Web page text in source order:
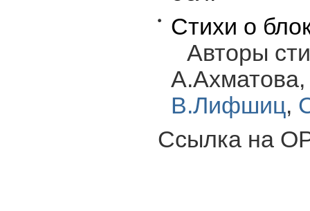
Стихи о
Авторы
В.Лифшиц,
Ссылка на